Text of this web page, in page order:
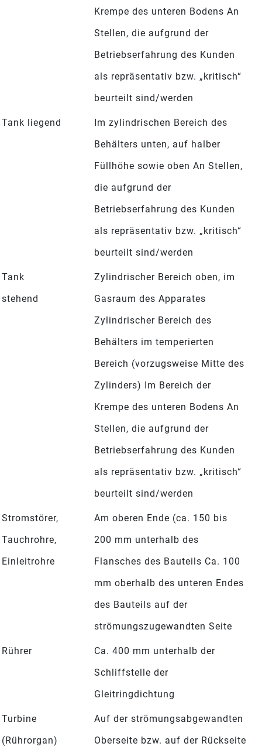
Krempe des unteren Bodens An
Stellen, die aufgrund der
Betriebserfahrung des Kunden
als repräsentativ bzw. „kritisch“
beurteilt sind/werden
Tank liegend
Im zylindrischen Bereich des
Behälters unten, auf halber
Füllhöhe sowie oben An Stellen,
die aufgrund der
Betriebserfahrung des Kunden
als repräsentativ bzw. „kritisch“
beurteilt sind/werden
Tank
stehend
Zylindrischer Bereich oben, im
Gasraum des Apparates
Zylindrischer Bereich des
Behälters im temperierten
Bereich (vorzugsweise Mitte des
Zylinders) Im Bereich der
Krempe des unteren Bodens An
Stellen, die aufgrund der
Betriebserfahrung des Kunden
als repräsentativ bzw. „kritisch“
beurteilt sind/werden
Stromstörer,
Tauchrohre,
Einleitrohre
Am oberen Ende (ca. 150 bis
200 mm unterhalb des
Flansches des Bauteils Ca. 100
mm oberhalb des unteren Endes
des Bauteils auf der
strömungszugewandten Seite
Rührer
Ca. 400 mm unterhalb der
Schliffstelle der
Gleitringdichtung
Turbine
(Rührorgan)
Auf der strömungsabgewandten
Oberseite bzw. auf der Rückseite